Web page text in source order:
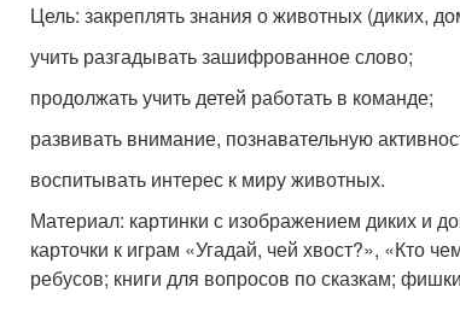
Цель: закреплять знания о животных (диких,
учить разгадывать зашифрованное слово;
продолжать учить детей работать в команде;
развивать внимание, познавательную
воспитывать интерес к миру животных.
Материал: картинки с изображением диких и
карточки к играм «Угадай, чей хвост?», «Кто
ребусов; книги для вопросов по сказкам;